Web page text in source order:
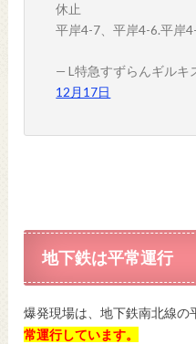
休止
平岸4-7、平岸4-6.平岸
— L特急すずらんギルキ
12月17日
地下鉄は平常運行
爆発現場は、地下鉄南北線の
常運行しています。